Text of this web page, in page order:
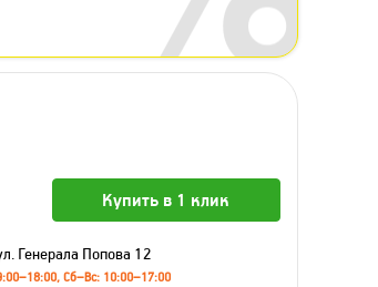
Купить в 1 клик
Генерала Попова 12
Сб–Вс: 10:00–17:00